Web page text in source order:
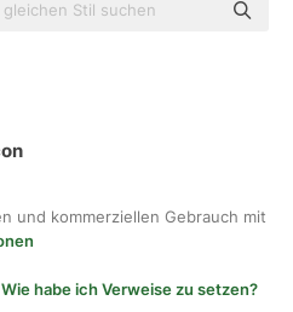
und kommerziellen Gebrauch mit
Wie habe ich Verweise zu setzen?